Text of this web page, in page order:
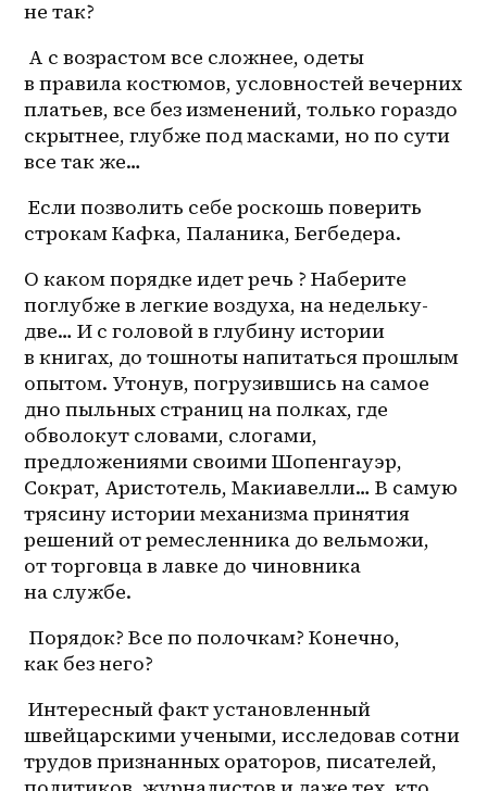
не так?
в правила костюмов, условностей вечерних
платьев, все без изменений, только гораздо
скрытнее, глубже под масками, но по сути
все так же…
Если позволить себе роскошь поверить
строкам Кафка, Паланика, Бегбедера.
О каком порядке идет речь ? Наберите
поглубже в легкие воздуха, на недельку-
две… И с головой в глубину истории
в книгах, до тошноты напитаться прошлым
опытом. Утонув, погрузившись на самое
дно пыльных страниц на полках, где
обволокут словами, слогами,
предложениями своими Шопенгауэр,
Сократ, Аристотель, Макиавелли… В самую
трясину истории механизма принятия
решений от ремесленника до вельможи,
от торговца в лавке до чиновника
на службе.
как без него?
Интересный факт установленный
швейцарскими учеными, исследовав сотни
трудов признанных ораторов, писателей,